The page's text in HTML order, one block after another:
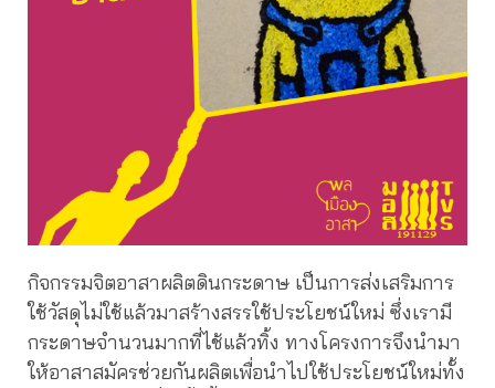
กิจกรรมจิตอาสาผลิตดินกระดาษ เป็นการส่งเสริมการ
ใช้วัสดุไม่ใช้แล้วมาสร้างสรรใช้ประโยชน์ใหม่ ซึ่งเรามี
กระดาษจำนวนมากที่ไช้แล้วทิ้ง ทางโครงการจึงนำมา
ให้อาสาสมัครช่วยกันผลิตเพื่อนำไปใช้ประโยชน์ใหม่ทั้ง